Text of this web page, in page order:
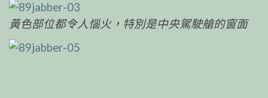
黃色部位都令人惱火，特別是中央駕駛艙的窗面